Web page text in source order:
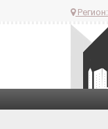
Регион: